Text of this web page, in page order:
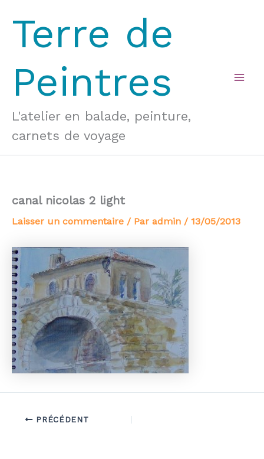
contenu
Terre de
Peintres
L'atelier en balade, peinture,
carnets de voyage
canal nicolas 2 light
Laisser un commentaire / Par admin / 13/05/2013
PRÉCÉDENT